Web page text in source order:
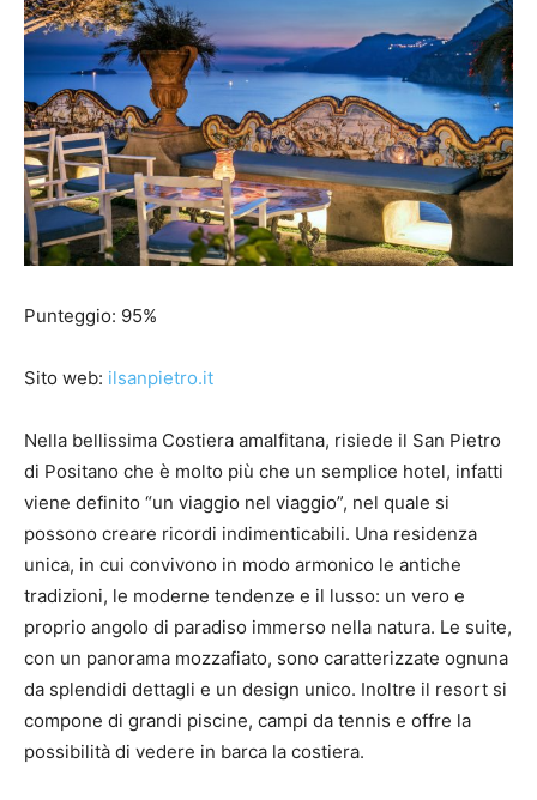
Punteggio: 95%
Sito web: ilsanpietro.it
Nella bellissima Costiera amalfitana, risiede il San Pietro
di Positano che è molto più che un semplice hotel, infatti
viene definito “un viaggio nel viaggio”, nel quale si
possono creare ricordi indimenticabili. Una residenza
unica, in cui convivono in modo armonico le antiche
tradizioni, le moderne tendenze e il lusso: un vero e
proprio angolo di paradiso immerso nella natura. Le suite,
con un panorama mozzafiato, sono caratterizzate ognuna
da splendidi dettagli e un design unico. Inoltre il resort si
compone di grandi piscine, campi da tennis e offre la
possibilità di vedere in barca la costiera.